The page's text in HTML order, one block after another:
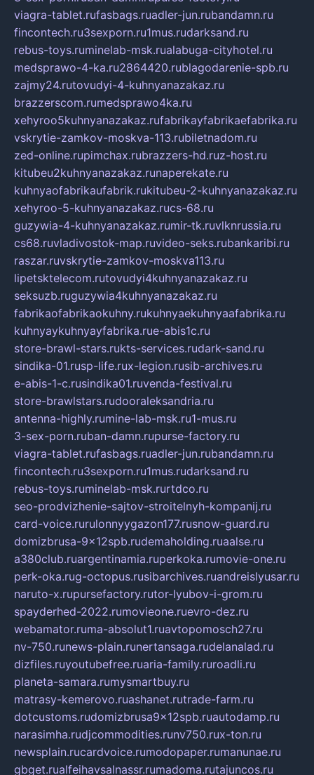
viagra-tablet.rufasbags.ruadler-jun.rubandamn.ru
fincontech.ru3sexporn.ru1mus.rudarksand.ru
rebus-toys.ruminelab-msk.rualabuga-cityhotel.ru
medsprawo-4-ka.ru2864420.rublagodarenie-spb.ru
zajmy24.rutovudyi-4-kuhnyanazakaz.ru
brazzerscom.rumedsprawo4ka.ru
xehyroo5kuhnyanazakaz.rufabrikayfabrikaefabrika.ru
vskrytie-zamkov-moskva-113.rubiletnadom.ru
zed-online.rupimchax.rubrazzers-hd.ruz-host.ru
kitubeu2kuhnyanazakaz.runaperekate.ru
kuhnyaofabrikaufabrik.rukitubeu-2-kuhnyanazakaz.ru
xehyroo-5-kuhnyanazakaz.rucs-68.ru
guzywia-4-kuhnyanazakaz.rumir-tk.ruvlknrussia.ru
cs68.ruvladivostok-map.ruvideo-seks.rubankaribi.ru
raszar.ruvskrytie-zamkov-moskva113.ru
lipetsktelecom.rutovudyi4kuhnyanazakaz.ru
seksuzb.ruguzywia4kuhnyanazakaz.ru
fabrikaofabrikaokuhny.rukuhnyaekuhnyaafabrika.ru
kuhnyaykuhnyayfabrika.rue-abis1c.ru
store-brawl-stars.rukts-services.rudark-sand.ru
sindika-01.rusp-life.rux-legion.rusib-archives.ru
e-abis-1-c.rusindika01.ruvenda-festival.ru
store-brawlstars.rudooraleksandria.ru
antenna-highly.rumine-lab-msk.ru1-mus.ru
3-sex-porn.ruban-damn.rupurse-factory.ru
viagra-tablet.rufasbags.ruadler-jun.rubandamn.ru
fincontech.ru3sexporn.ru1mus.rudarksand.ru
rebus-toys.ruminelab-msk.rurtdco.ru
seo-prodvizhenie-sajtov-stroitelnyh-kompanij.ru
card-voice.rurulonnyygazon177.rusnow-guard.ru
domizbrusa-9x12spb.rudemaholding.ruaalse.ru
a380club.ruargentinamia.ruperkoka.rumovie-one.ru
perk-oka.rug-octopus.rusibarchives.ruandreislyusar.ru
naruto-x.rupursefactory.rutor-lyubov-i-grom.ru
spayderhed-2022.rumovieone.ruevro-dez.ru
webamator.ruma-absolut1.ruavtopomosch27.ru
nv-750.runews-plain.runertansaga.rudelanalad.ru
dizfiles.ruyoutubefree.ruaria-family.ruroadli.ru
planeta-samara.rumysmartbuy.ru
matrasy-kemerovo.ruashanet.rutrade-farm.ru
dotcustoms.rudomizbrusa9x12spb.ruautodamp.ru
narasimha.rudjcommodities.runv750.rux-ton.ru
newsplain.rucardvoice.rumodopaper.rumanunae.ru
gbget.rualfeihavsalnassr.rumadoma.rutajuncos.ru